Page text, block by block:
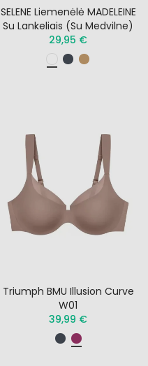
SELENE Liemenėlė MADELEINE
Su Lankeliais (su Medvilne)
29,95 €
Triumph BMU Illusion Curve
W01
39,99 €